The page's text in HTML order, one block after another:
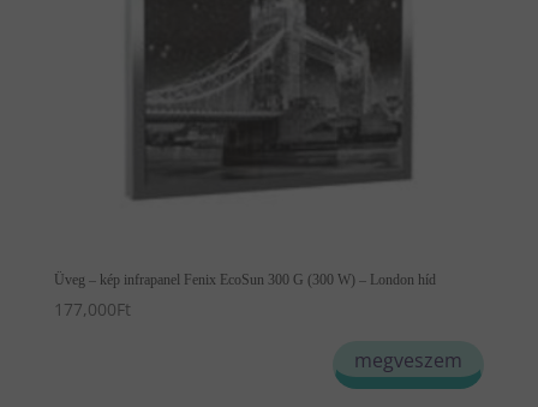
Üveg – kép infrapanel Fenix EcoSun 300 G (300 W) – London híd
177,000Ft
megveszem